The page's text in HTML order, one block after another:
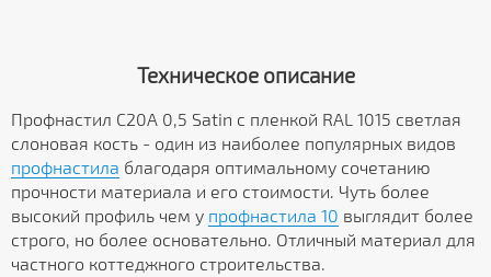
Техническое описание
Профнастил С20А 0,5 Satin с пленкой RAL 1015 светлая
слоновая кость - один из наиболее популярных видов
профнастила благодаря оптимальному сочетанию
прочности материала и его стоимости. Чуть более
высокий профиль чем у профнастила 10 выглядит более
строго, но более основательно. Отличный материал для
частного коттеджного строительства.